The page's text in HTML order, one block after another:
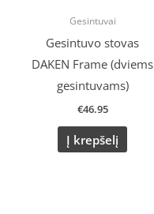
Gesintuvai
Gesintuvo stovas
DAKEN Frame (dviems
gesintuvams)
€46.95
Į krepšelį